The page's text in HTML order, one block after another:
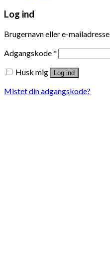
Log ind
Brugernavn eller e-mailadresse
Adgangskode*
Husk mig
Log ind
Mistet din adgangskode?